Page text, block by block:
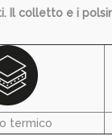
Il colletto e i
termico